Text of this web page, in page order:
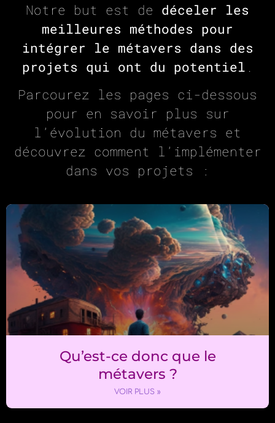
Notre but est de déceler les
meilleures méthodes pour
intégrer le métavers dans des
projets qui ont du potentiel .
Parcourez les pages ci-dessous
pour en savoir plus sur
l’évolution du métavers et
découvrez comment l’implémenter
dans vos projets :
Qu’est-ce donc que le
métavers ?
VOIR PLUS »